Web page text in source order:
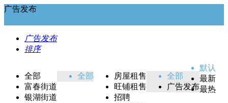
广告发布
广告发布
排序
全部
富春街道
银湖街道
全部
房屋租售
旺铺租售
招聘
全部
广告发布
默认
最新
最热